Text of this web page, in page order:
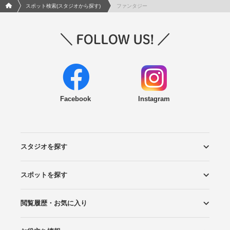
フォトウエディング/結婚写真のPhotorait ホーム
スポット検索(スタジオから探す) ファンタジー
Facebook Instagram
スタジオを探す
エリアから探す
こだわりから探す
NEW PHOTO STYLE
プランから探す
フォトタイプ診断
フォトグラファーから探す
国内リゾートから探す
スポットを探す
ロケーションから探す
スタジオから探す
閲覧履歴・お気に入り